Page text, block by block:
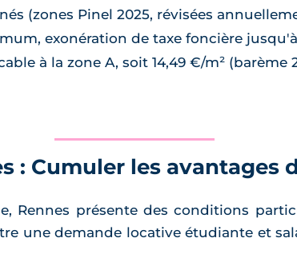
(zones Pinel 2025, révisées
exonération de taxe foncière
à la zone A, soit 14,49 €/m² (barème
: Cumuler les avantages
Rennes présente des conditions
une demande locative étudiante et